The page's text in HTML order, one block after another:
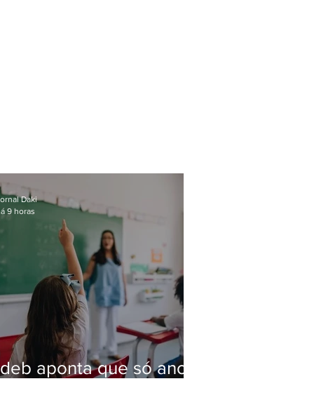
aponta que só anos
Daki
9 horas